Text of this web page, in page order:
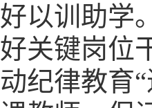
好以训助学
好关键岗位
动纪律教育